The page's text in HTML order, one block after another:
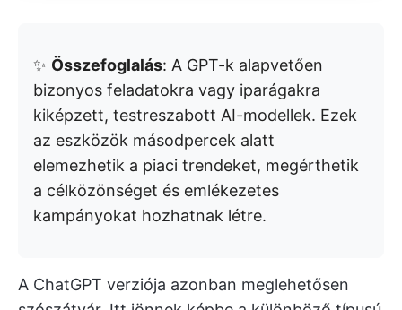
✨ Összefoglalás: A GPT-k alapvetően
bizonyos feladatokra vagy iparágakra
kiképzett, testreszabott AI-modellek. Ezek
az eszközök másodpercek alatt
elemezhetik a piaci trendeket, megérthetik
a célközönséget és emlékezetes
kampányokat hozhatnak létre.
A ChatGPT verziója azonban meglehetősen